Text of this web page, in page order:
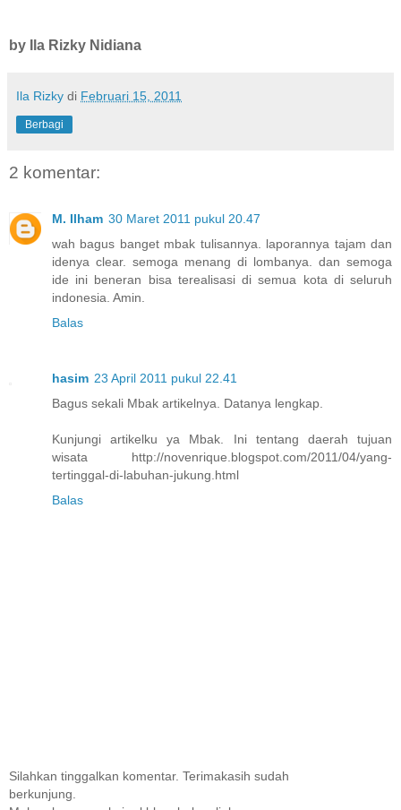
by Ila Rizky Nidiana
Ila Rizky di Februari 15, 2011
Berbagi
2 komentar:
M. Ilham 30 Maret 2011 pukul 20.47
wah bagus banget mbak tulisannya. laporannya tajam dan
idenya clear. semoga menang di lombanya. dan semoga
ide ini beneran bisa terealisasi di semua kota di seluruh
indonesia. Amin.
Balas
hasim 23 April 2011 pukul 22.41
Bagus sekali Mbak artikelnya. Datanya lengkap.
Kunjungi artikelku ya Mbak. Ini tentang daerah tujuan
wisata http://novenrique.blogspot.com/2011/04/yang-
tertinggal-di-labuhan-jukung.html
Balas
Silahkan tinggalkan komentar. Terimakasih sudah
berkunjung.